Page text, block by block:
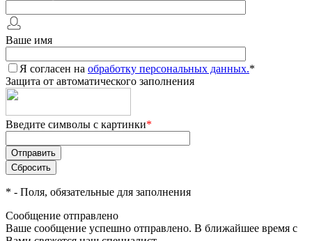
Ваше имя
Я согласен на обработку персональных данных.*
Защита от автоматического заполнения
Введите символы с картинки*
* - Поля, обязательные для заполнения
Сообщение отправлено
Ваше сообщение успешно отправлено. В ближайшее время с